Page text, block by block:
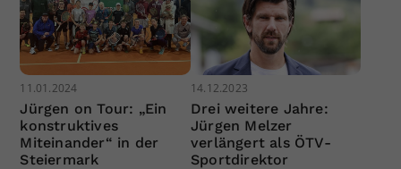
11.01.2024
Jürgen on Tour: „Ein
konstruktives
Miteinander“ in der
Steiermark
14.12.2023
Drei weitere Jahre:
Jürgen Melzer
verlängert als ÖTV-
Sportdirektor